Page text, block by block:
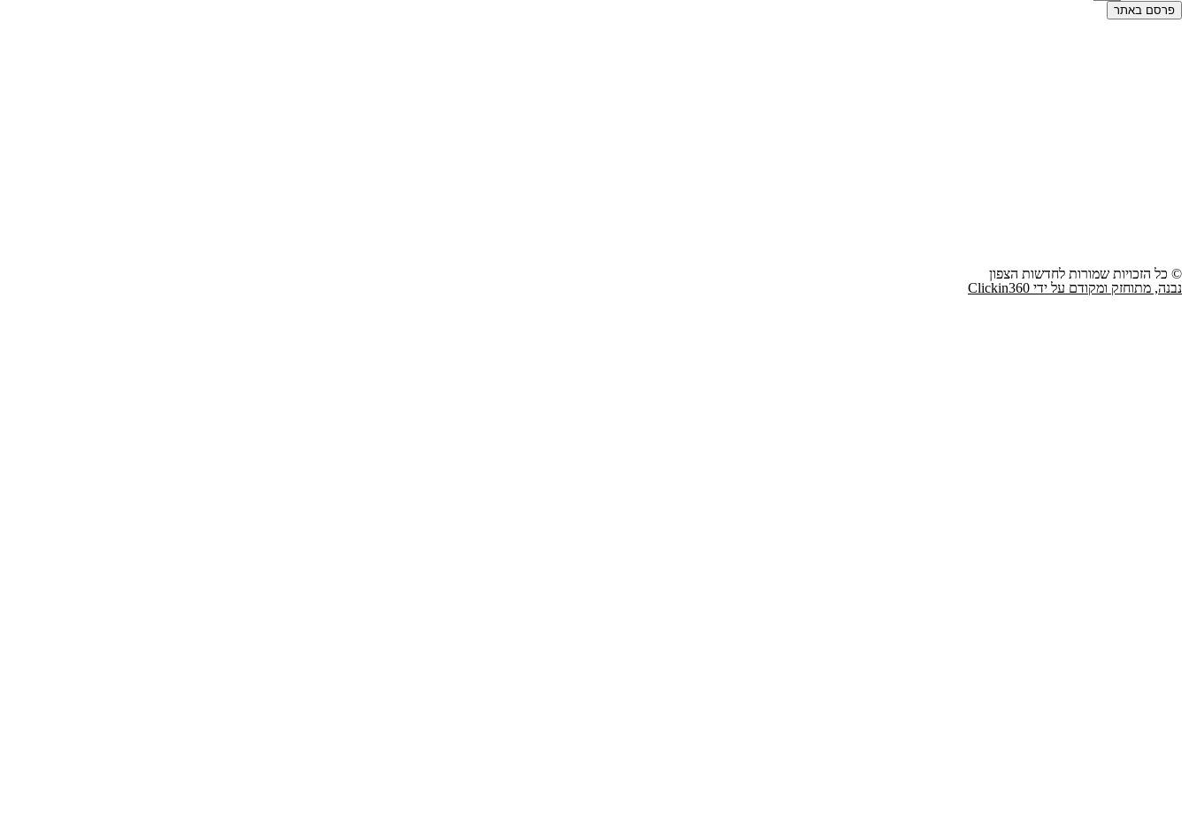
פרסם באתר
© כל הזכויות שמורות לחדשות הצפון
נבנה, מתוחזק ומקודם על ידי Clickin360